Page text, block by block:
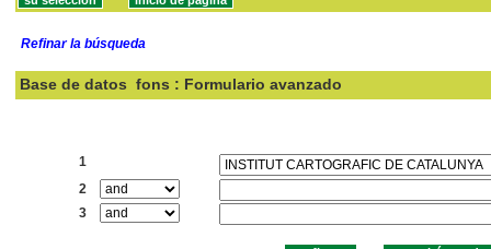
Refinar la búsqueda
Base de datos fons : Formulario avanzado
1
2
3